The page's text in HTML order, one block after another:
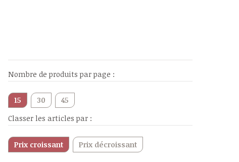
Nombre de produits par page :
15 30
45
Classer les articles par :
Prix croissant Prix décroissant